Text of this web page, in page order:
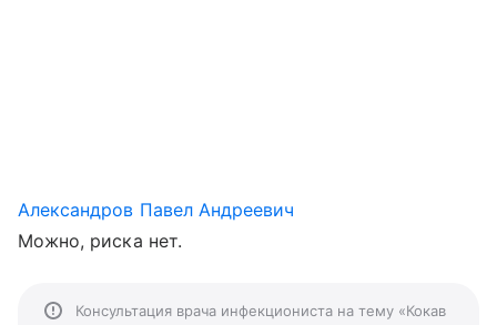
Александров Павел Андреевич
Можно, риска нет.
Консультация врача инфекциониста на тему «Кокав